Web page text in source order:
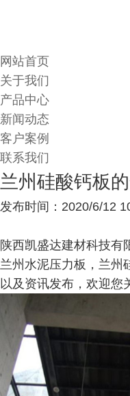
网站首页
关于我们
产品中心
新闻动态
客户案例
联系我们
兰州硅酸钙板
发布时间：2020/6/12
陕西凯盛达建材科技有
兰州水泥压力板，兰州
以及资讯发布，欢迎您